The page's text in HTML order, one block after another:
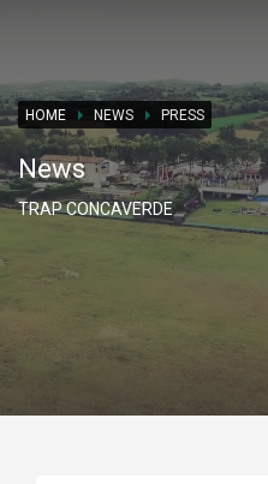
HOME NEWS PRESS
News
TRAP CONCAVERDE